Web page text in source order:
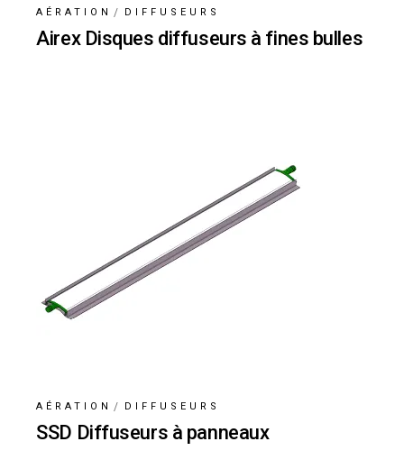
AÉRATION DIFFUSEURS
Airex Disques diffuseurs à fines bulles
AÉRATION DIFFUSEURS
SSD Diffuseurs à panneaux